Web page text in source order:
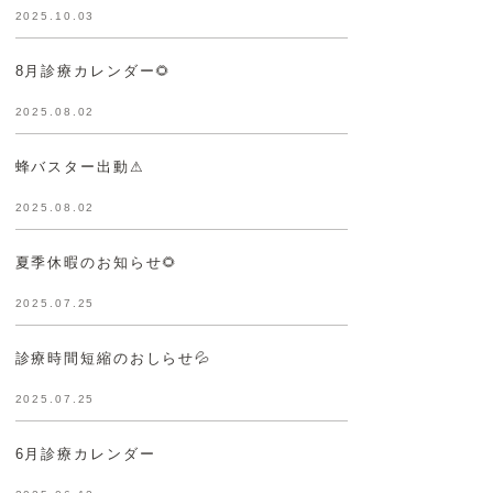
2025.10.03
8月診療カレンダー🌻
2025.08.02
蜂バスター出動⚠
2025.08.02
夏季休暇のお知らせ🌻
2025.07.25
診療時間短縮のおしらせ💦
2025.07.25
6月診療カレンダー